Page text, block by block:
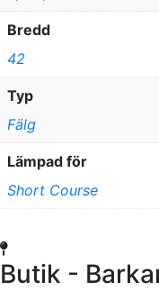
Bredd
42
Typ
Fälg
Lämpad för
Short Course
Butik -